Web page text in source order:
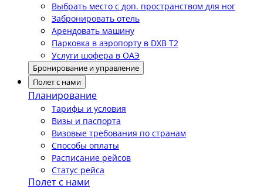
Выбрать место с доп. пространством для ног
Забронировать отель
Арендовать машину
Парковка в аэропорту в DXB T2
Услуги шофера в ОАЭ
Бронирование и управление
Полет с нами
Планирование
Тарифы и условия
Визы и паспорта
Визовые требования по странам
Способы оплаты
Расписание рейсов
Статус рейса
Полет с нами